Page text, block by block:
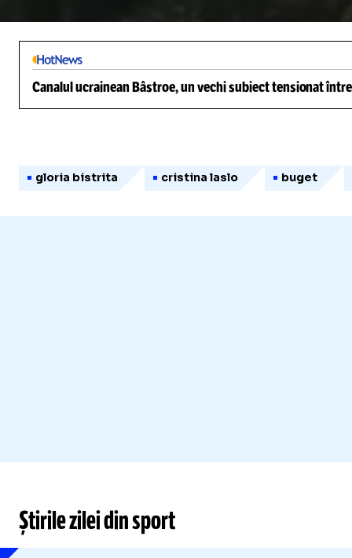
Canalul ucrainean Bâstroe, un vechi subiect tensionat
gloria bistrita cristina laslo buget
Știrile zilei din sport